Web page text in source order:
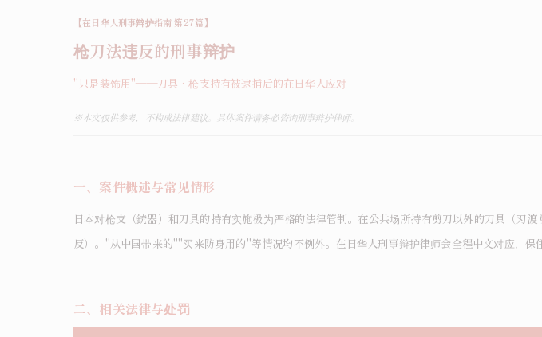
【在日华人刑事辩护指南 第27篇】
枪刀法违反的刑事辩护
" 只是装饰用"——刀具・枪支持有被逮捕后的在日华人应对
※ 本文仅供参考，不构成法律建议。具体案件请务必咨询刑事辩护律师。
一、案件概述与常见情形
日本对枪支（銃器）和刀具的持有实施极为严格的法律管制。在公共场所持有剪刀以外的刀具（
反）。"从中国带来的""买来防身用的"等情况均不例外。在日华人刑事辩护律师会全程中文对应，
二、相关法律与处罚